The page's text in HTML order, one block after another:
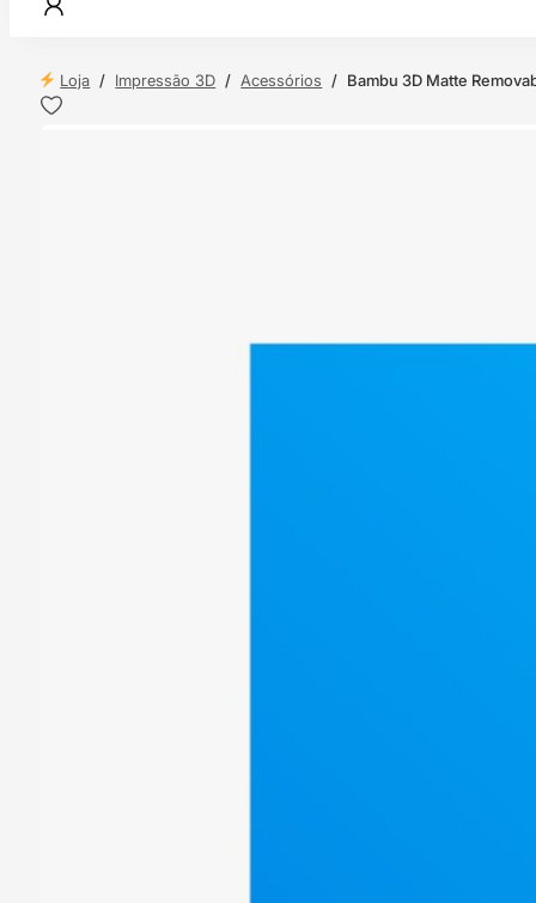
Loja / Impressão 3D / Acessórios / Bambu 3D Matte